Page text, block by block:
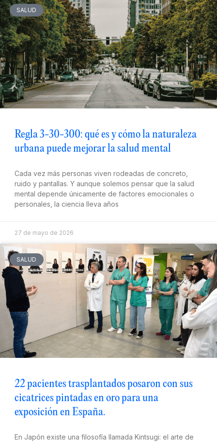
SALUD
Regla 3-30-300: qué es y cómo la naturaleza
urbana puede mejorar la salud mental
Cada vez más personas viven rodeadas de concreto,
ruido y pantallas. Y aunque solemos pensar que la salud
mental depende únicamente de factores emocionales o
personales, la ciencia lleva años
27 de mayo de 2026
SALUD
22 pacientes trasplantados posaron con sus
cicatrices pintadas en oro para una
exposición en España.
En Japón existe una filosofía llamada Kintsugi: el arte de